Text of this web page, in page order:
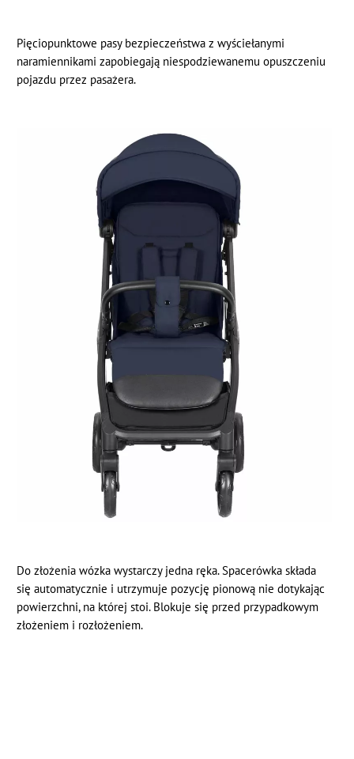
Pięciopunktowe pasy bezpieczeństwa z wyściełanymi
naramiennikami zapobiegają niespodziewanemu opuszczeniu
pojazdu przez pasażera.
Do złożenia wózka wystarczy jedna ręka. Spacerówka składa
się automatycznie i utrzymuje pozycję pionową nie dotykając
powierzchni, na której stoi. Blokuje się przed przypadkowym
złożeniem i rozłożeniem.